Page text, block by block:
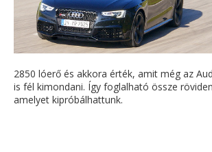
2850 lóerő és akkora érték, amit még az
is fél kimondani. Így foglalható össze
amelyet kipróbálhattunk.